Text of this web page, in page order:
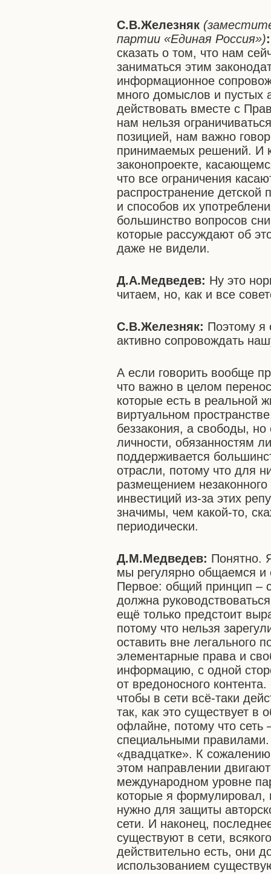
С.В.Железняк
партии «Единая Россия»):
сказать о том, что нам
заниматься этим
информационное
много домыслов и пустых
действовать вместе с
нам нельзя
позицией, нам важно
принимаемых решений. И
законопроекте,
что все ограничения
распространение детской
и способов их
большинство вопросов
которые рассуждают об
даже не видели.
Д.А.Медведев: Ну это
читаем, но, как и все
С.В.Железняк: Поэтому я
активно сопровождать
А если говорить вообще
что важно в целом
которые есть в реальной
виртуальном
беззакония, а свободы,
личности, обязанностям
поддерживается
отрасли, потому что для
размещением
инвестиций из-за этих
значимы, чем какой-то,
периодически.
Д.М.Медведев: Понятно.
мы регулярно общаемся и
Первое: общий принцип –
должна
ещё только предстоит
потому что нельзя
оставить вне легального
элементарные права и
информацию, с одной
от вредоносного
чтобы в сети всё-таки
так, как это существует в
офлайне, потому что сеть
специальными
«двадцатке». К
этом направлении
международном уровне
которые я формулировал,
нужно для защиты
сети. И наконец,
существуют в сети,
действительно есть, они
использованием